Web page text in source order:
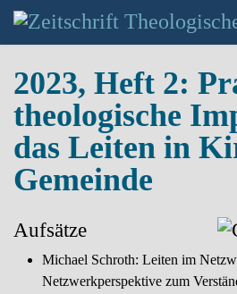
2023, Heft 2:
theologische
das Leiten in
Gemeinde
Aufsätze
Michael Schroth: Leiten im
Netzwerkperspektive zum